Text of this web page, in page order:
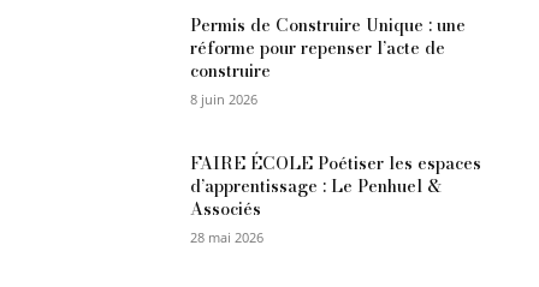
Permis de Construire Unique : une
réforme pour repenser l’acte de
construire
8 juin 2026
FAIRE ÉCOLE Poétiser les espaces
d’apprentissage : Le Penhuel &
Associés
28 mai 2026